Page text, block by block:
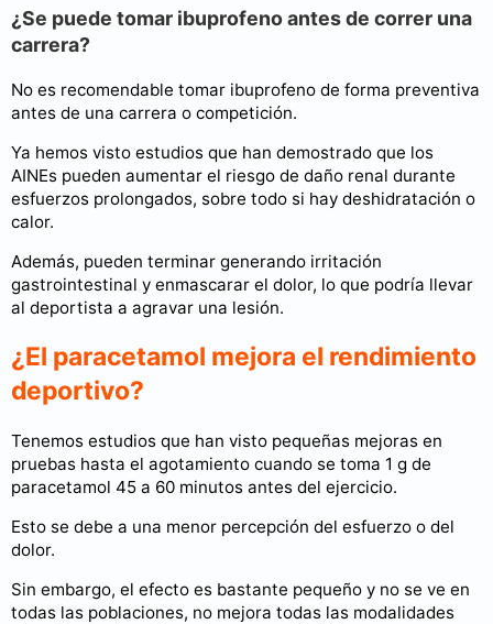
¿Se puede tomar ibuprofeno antes de correr una
carrera?
No es recomendable tomar ibuprofeno de forma preventiva
antes de una carrera o competición.
Ya hemos visto estudios que han demostrado que los
AINEs pueden aumentar el riesgo de daño renal durante
esfuerzos prolongados, sobre todo si hay deshidratación o
calor.
Además, pueden terminar generando irritación
gastrointestinal y enmascarar el dolor, lo que podría llevar
al deportista a agravar una lesión.
¿El paracetamol mejora el rendimiento
deportivo?
Tenemos estudios que han visto pequeñas mejoras en
pruebas hasta el agotamiento cuando se toma 1 g de
paracetamol 45 a 60 minutos antes del ejercicio.
Esto se debe a una menor percepción del esfuerzo o del
dolor.
Sin embargo, el efecto es bastante pequeño y no se ve en
todas las poblaciones, no mejora todas las modalidades